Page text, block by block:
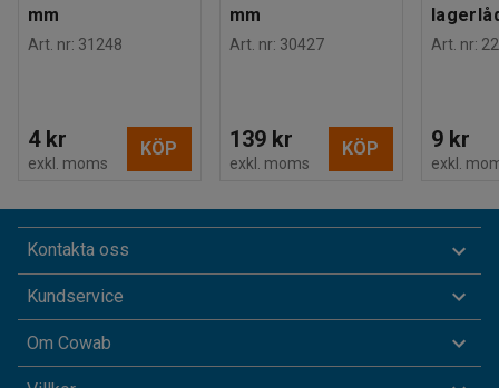
mm
Art. nr: 31248
4 kr
exkl. moms
KÖP
mm
Art. nr: 30427
139 kr
exkl. moms
KÖP
Art. nr:
9 kr
exkl.
Kontakta oss
Kundservice
Om Cowab